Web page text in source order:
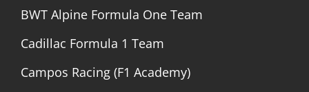
BWT Alpine Formula One Team
Cadillac Formula 1 Team
Campos Racing (F1 Academy)